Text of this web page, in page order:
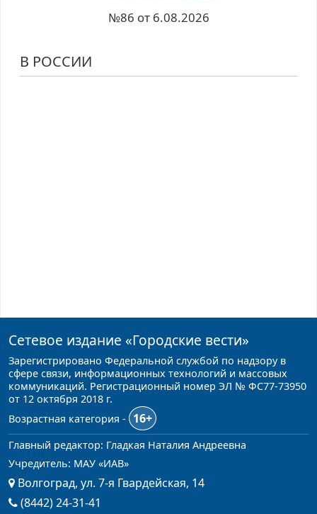
№86 от 6.08.2026
В РОССИИ
Сетевое издание «Городские вести»
Зарегистрировано Федеральной службой по надзору в
сфере связи, информационных технологий и массовых
коммуникаций. Регистрационный номер ЭЛ № ФС77-73950
от 12 октября 2018 г.
Возрастная категория -
16+
Главный редактор: Гладкая Наталия Андреевна
Учредитель: МАУ «ИАВ»
Волгоград, ул. 7-я Гвардейская, 14
(8442) 24-31-41